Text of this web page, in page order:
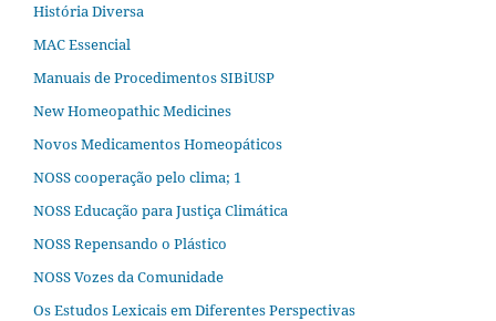
História Diversa
MAC Essencial
Manuais de Procedimentos SIBiUSP
New Homeopathic Medicines
Novos Medicamentos Homeopáticos
NOSS cooperação pelo clima; 1
NOSS Educação para Justiça Climática
NOSS Repensando o Plástico
NOSS Vozes da Comunidade
Os Estudos Lexicais em Diferentes Perspectivas